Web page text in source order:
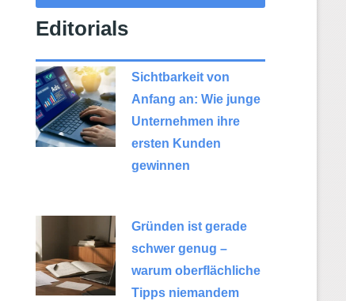
Editorials
Sichtbarkeit von
Anfang an: Wie junge
Unternehmen ihre
ersten Kunden
gewinnen
Gründen ist gerade
schwer genug –
warum oberflächliche
Tipps niemandem